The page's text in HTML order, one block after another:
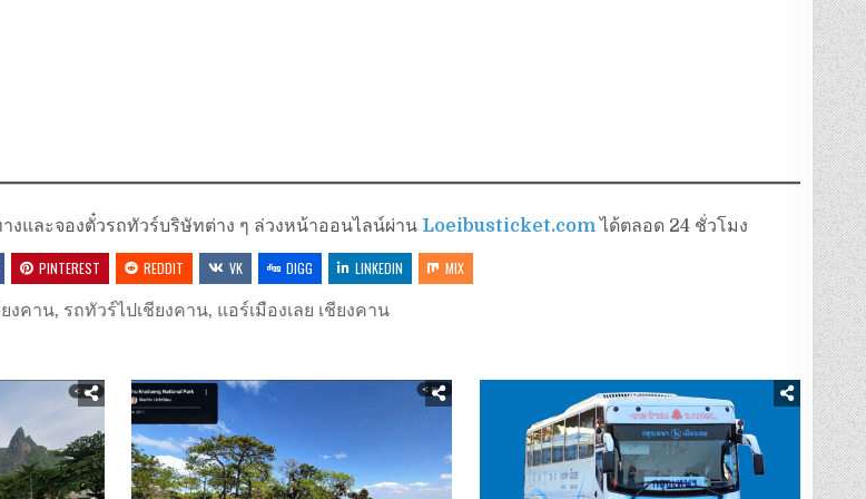
งและจองตั๋วรถทัวร์บริษัทต่าง ๆ ล่วงหน้าออนไลน์ผ่าน Loeibusticket.com ได้ตลอด 24 ชั่วโมง
PINTEREST REDDIT VK DIGG LINKEDIN MIX
งคาน, รถทัวร์ไปเชียงคาน, แอร์เมืองเลย เชียงคาน